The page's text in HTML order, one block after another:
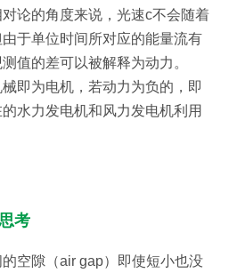
论的角度来说，光速c不会随着
于单位时间所对应的能量流有
值的差可以被解释为动力。
即为电机，若动力为负的，即
水力发电机和风力发电机利用
考
空隙（air gap）即使短小也没